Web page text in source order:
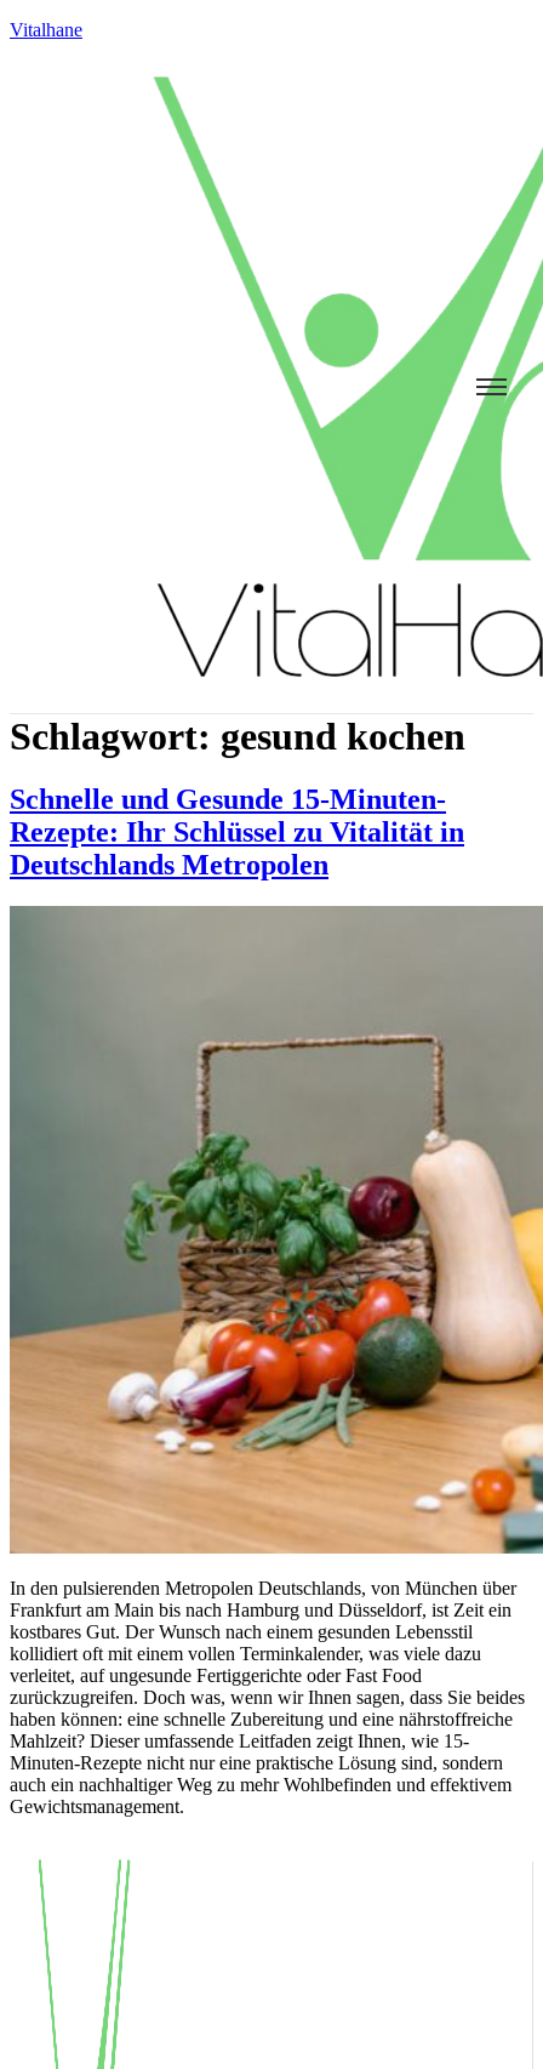
Vitalhane
Schlagwort: gesund kochen
Schnelle und Gesunde 15-Minuten-
Rezepte: Ihr Schlüssel zu Vitalität in
Deutschlands Metropolen
In den pulsierenden Metropolen Deutschlands, von München über
Frankfurt am Main bis nach Hamburg und Düsseldorf, ist Zeit ein
kostbares Gut. Der Wunsch nach einem gesunden Lebensstil
kollidiert oft mit einem vollen Terminkalender, was viele dazu
verleitet, auf ungesunde Fertiggerichte oder Fast Food
zurückzugreifen. Doch was, wenn wir Ihnen sagen, dass Sie beides
haben können: eine schnelle Zubereitung und eine nährstoffreiche
Mahlzeit? Dieser umfassende Leitfaden zeigt Ihnen, wie 15-
Minuten-Rezepte nicht nur eine praktische Lösung sind, sondern
auch ein nachhaltiger Weg zu mehr Wohlbefinden und effektivem
Gewichtsmanagement.